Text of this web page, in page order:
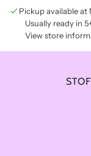
cPickup available at
Usually ready in
View store